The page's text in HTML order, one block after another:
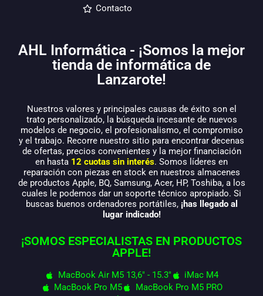
Contacto
AHL Informática - ¡Somos la mejor
tienda de informática de
Lanzarote!
Nuestros valores y principales causas de éxito son el
trato personalizado, la búsqueda incesante de nuevos
modelos de negocio, el profesionalismo, el compromiso
y el trabajo. Recorre nuestro sitio para encontrar decenas
de ofertas, precios convenientes y la mejor financiación
en hasta 12 cuotas sin interés. Somos líderes en
reparación con piezas en stock en nuestros almacenes
de productos Apple, BQ, Samsung, Acer, HP, Toshiba, a los
cuales le podemos dar un soporte técnico apropiado. Si
buscas buenos ordenadores portátiles, ¡has llegado al
lugar indicado!
¡SOMOS ESPECIALISTAS EN PRODUCTOS
APPLE!
MacBook Air M5 13,6" - 15.3"
iMac M4
MacBook Pro M5
MacBook Pro M5 PRO